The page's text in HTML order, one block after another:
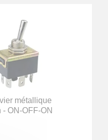
métallique
ON-OFF-ON